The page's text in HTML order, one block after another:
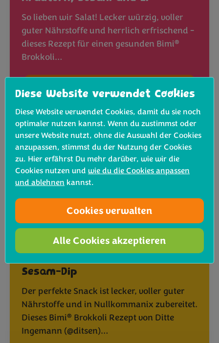
So lieben wir Salat! Lecker würzig, voller
guter Nährstoffe und herrlich erfrischend -
dieses Rezept für einen gesunden Bimi®
Brokkoli…
Rezept ansehen
®
Sesam-Dip
Der perfekte Snack ist lecker, voller guter
Nährstoffe und in Nullkommanix zubereitet.
Dieses Bimi® Brokkoli Rezept von Ditte
Ingemann (@ditsen)…
Diese Website verwendet Cookies
Diese Website verwendet Cookies, damit du sie noch
optimaler nutzen kannst. Wenn du zustimmst oder
unsere Website nutzt, ohne die Auswahl der Cookies
anzupassen, stimmst du der Nutzung der Cookies
zu. Hier erfährst Du mehr darüber, wie wir die
Cookies nutzen und wie du die Cookies anpassen
und ablehnen kannst.
Cookies verwalten
Alle Cookies akzeptieren